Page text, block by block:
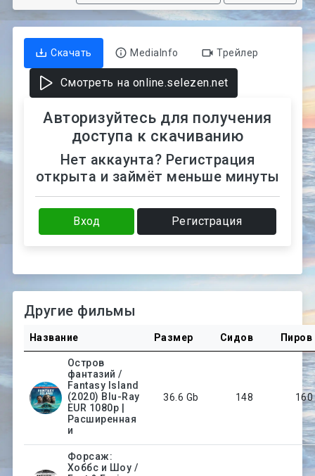
Скачать MediaInfo Трейлер
Смотреть на online.selezen.net
Авторизуйтесь для получения
доступа к скачиванию
Нет аккаунта? Регистрация
открыта и займёт меньше минуты
Вход Регистрация
Другие фильмы
Название Размер Сидов Пиров
Остров
фантазий /
Fantasy Island
(2020) Blu-Ray
EUR 1080p |
Расширенная
и
36.6 Gb 148 160
Форсаж:
Хоббс и Шоу /